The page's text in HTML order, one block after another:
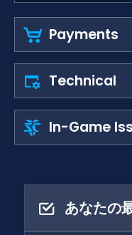
Payments
Technical
In-Game
あなたの